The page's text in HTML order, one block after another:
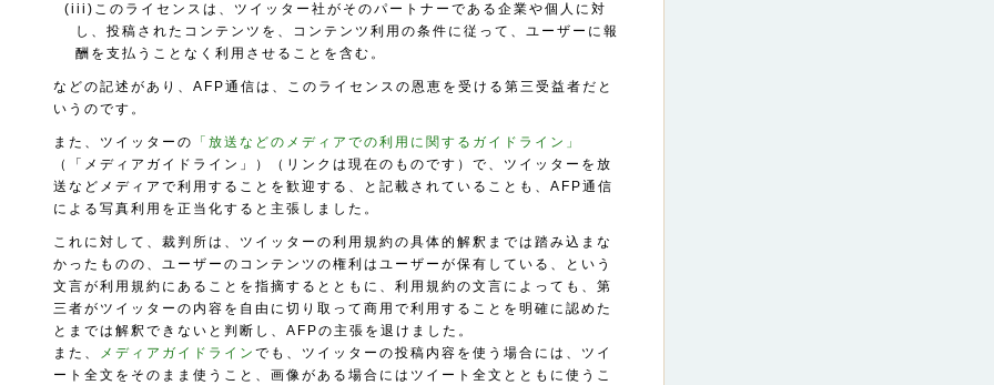
(iii)このライセンスは、ツイッター社がそのパートナーである企業や個人に対
し、投稿されたコンテンツを、コンテンツ利用の条件に従って、ユーザーに報
酬を支払うことなく利用させることを含む。
などの記述があり、AFP通信は、このライセンスの恩恵を受ける第三受益者だと
いうのです。
また、ツイッターの
「放送などのメディアでの利用に関するガイドライン」
（「メディアガイドライン」）（リンクは現在のものです）で、ツイッターを放
送などメディアで利用することを歓迎する、と記載されていることも、AFP通信
による写真利用を正当化すると主張しました。
これに対して、裁判所は、ツイッターの利用規約の具体的解釈までは踏み込まな
かったものの、ユーザーのコンテンツの権利はユーザーが保有している、という
文言が利用規約にあることを指摘するとともに、利用規約の文言によっても、第
三者がツイッターの内容を自由に切り取って商用で利用することを明確に認めた
とまでは解釈できないと判断し、AFPの主張を退けました。
また、
メディアガイドライン でも、ツイッターの投稿内容を使う場合には、ツイ
ート全文をそのまま使うこと、画像がある場合にはツイート全文とともに使うこ